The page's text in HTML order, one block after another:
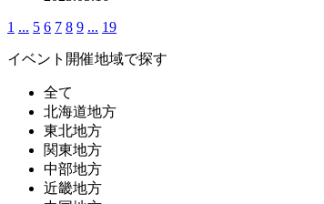
1 ... 5 6 7 8 9 ... 19
イベント開催地域で探す
全て
北海道地方
東北地方
関東地方
中部地方
近畿地方